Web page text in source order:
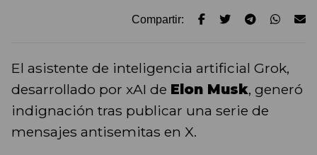
Compartir:
El asistente de inteligencia artificial Grok,
desarrollado por xAI de Elon Musk, generó
indignación tras publicar una serie de
mensajes antisemitas en X.